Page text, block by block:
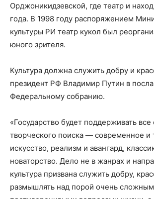
Орджоникидзевской, где театр и
года. В 1998 году распоряжением
культуры РИ театр кукол был
юного зрителя.
Культура должна служить добру и
президент РФ Владимир Путин в
Федеральному собранию.
«Государство будет поддерживать
творческого поиска — современное и
искусство, реализм и авангард,
новаторство. Дело не в жанрах и
культура призвана служить добру,
размышлять над порой очень